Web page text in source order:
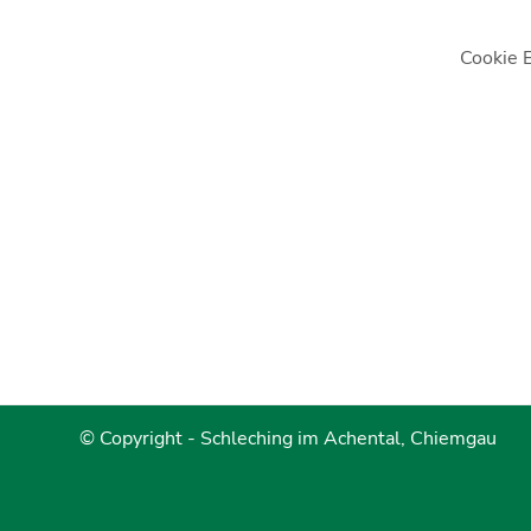
Cookie
© Copyright - Schleching im Achental, Chiemgau